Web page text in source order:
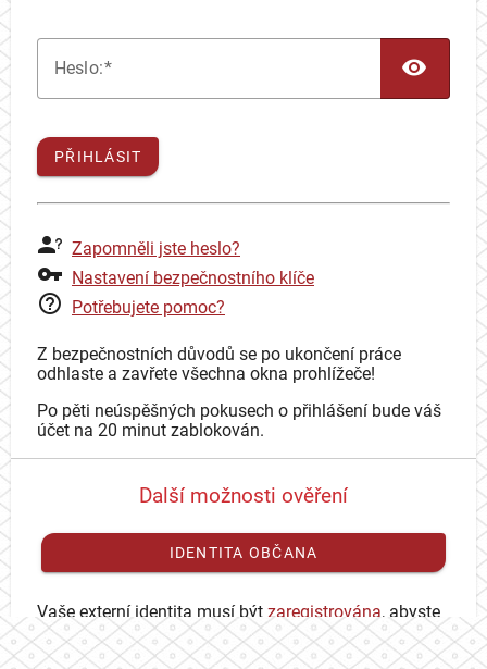
Heslo:
PŘIHLÁSIT
Zapomněli jste heslo?
Nastavení bezpečnostního klíče
Potřebujete pomoc?
Z bezpečnostních důvodů se po ukončení práce
odhlaste a zavřete všechna okna prohlížeče!
Po pěti neúspěšných pokusech o přihlášení bude váš
účet na 20 minut zablokován.
Další možnosti ověření
IDENTITA OBČANA
Vaše externí identita musí být zaregistrována, abyste
se mohli přihlásit ke svému CAS účtu.